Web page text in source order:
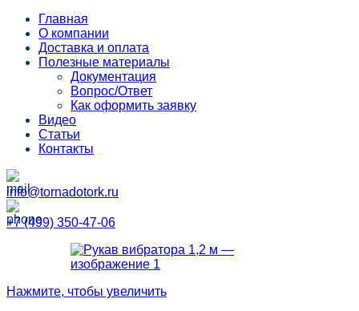
Главная
О компании
Доставка и оплата
Полезные материалы
Документация
Вопрос/Ответ
Как оформить заявку
Видео
Статьи
Контакты
info@tornadotork.ru
+7 (499) 350-47-06
Нажмите, чтобы увеличить